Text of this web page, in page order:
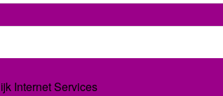
Internet Services